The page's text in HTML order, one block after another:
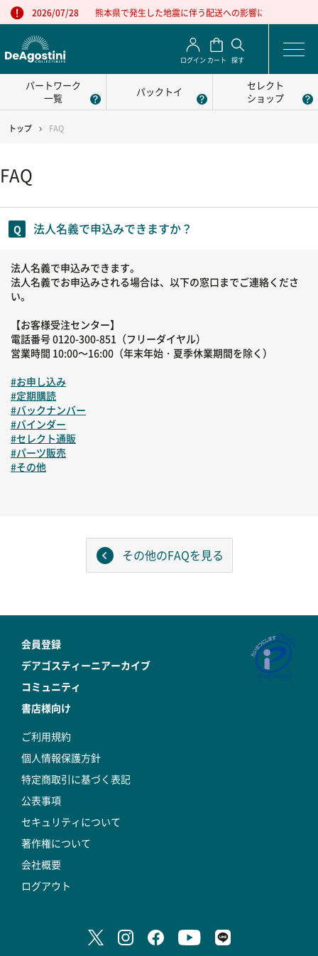
2026/07/28 熊本県で発生した地震に伴う配送への影響について
ログイン カート 探す
パートワーク
一覧
パックトイ
セレクト
ショップ
トップ FAQ
FAQ
法人名義で申込みできますか？
法人名義で申込みできます。
法人名義でお申込みされる場合は、以下の窓口までご連絡くださ
い。
【お客様受注センター】
電話番号 0120-300-851（フリーダイヤル）
営業時間 10:00～16:00（年末年始・夏季休業期間を除く）
#お申し込み
#定期購読
#バックナンバー
#バインダー
#セレクト通販
#パーツ販売
#その他
その他のFAQを見る
会員登録
デアゴスティーニアーカイブ
コミュニティ
書店様向け
ご利用規約
個人情報保護方針
特定商取引に基づく表記
公表事項
セキュリティについて
著作権について
会社概要
ログアウト